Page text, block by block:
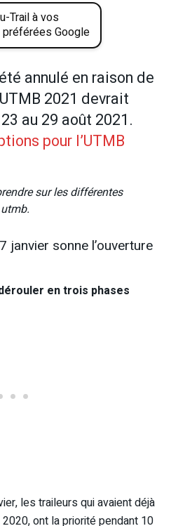
Trail à vos
Google
annulé en raison de
2021 devrait
au 29 août 2021.
pour l’UTMB
sur les différentes
janvier sonne l’ouverture
en trois phases
les traileurs qui avaient déjà
ont la priorité pendant 10